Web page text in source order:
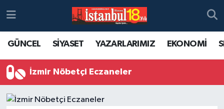
GÜNCEL SİYASET YAZARLARIMIZ EKONOMİ
İzmir Nöbetçi Eczaneler